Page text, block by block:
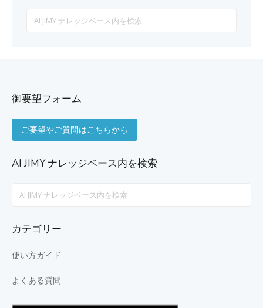
For
御要望フォーム
ご要望やご質問はこちらから
AI JIMY ナレッジベース内を検索
カテゴリー
使い方ガイド
よくある質問